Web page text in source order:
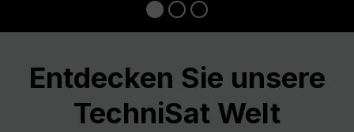
Entdecken Sie unsere
TechniSat Welt